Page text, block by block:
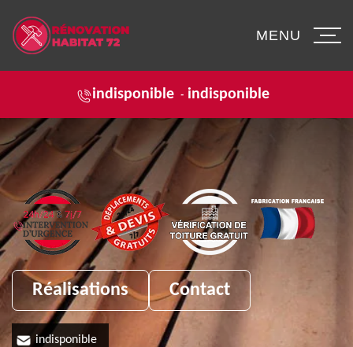
indisponible - indisponible
MENU
Réalisations Contact
indisponible